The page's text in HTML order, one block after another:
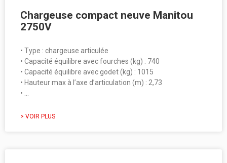
Chargeuse compact neuve Manitou
2750V
• Type : chargeuse articulée
• Capacité équilibre avec fourches (kg) : 740
• Capacité équilibre avec godet (kg) : 1015
• Hauteur max à l’axe d’articulation (m) : 2,73
• …
> VOIR PLUS